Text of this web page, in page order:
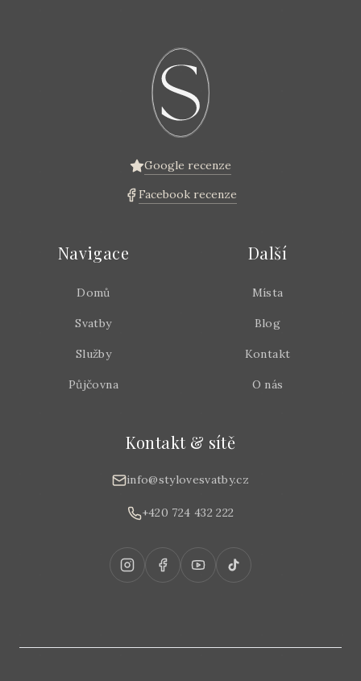
Google recenze
Facebook recenze
Navigace
Domů
Svatby
Služby
Půjčovna
Další
Místa
Blog
Kontakt
O nás
Kontakt & sítě
info@stylovesvatby.cz
+420 724 432 222